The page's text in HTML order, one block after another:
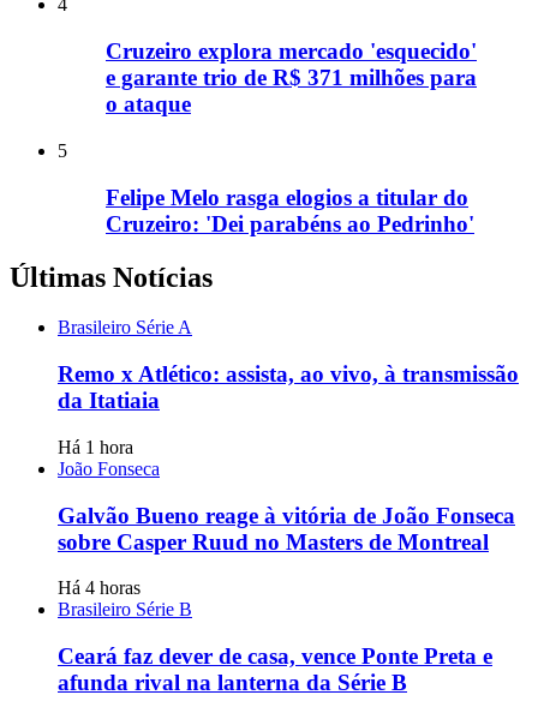
4
Cruzeiro explora mercado 'esquecido'
e garante trio de R$ 371 milhões para
o ataque
5
Felipe Melo rasga elogios a titular do
Cruzeiro: 'Dei parabéns ao Pedrinho'
Últimas Notícias
Brasileiro Série A
Remo x Atlético: assista, ao vivo, à transmissão
da Itatiaia
Há 1 hora
João Fonseca
Galvão Bueno reage à vitória de João Fonseca
sobre Casper Ruud no Masters de Montreal
Há 4 horas
Brasileiro Série B
Ceará faz dever de casa, vence Ponte Preta e
afunda rival na lanterna da Série B